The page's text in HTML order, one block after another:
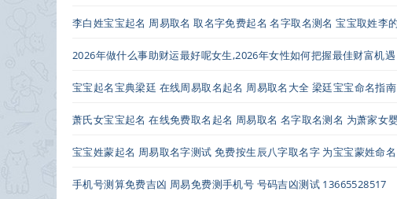
李白姓宝宝起名 周易取名 取名字免费起名 名字取名测名 宝宝取姓李
2026年做什么事助财运最好呢女生,2026年女性如何把握最佳财富机遇
宝宝起名宝典梁廷 在线周易取名起名 周易取名大全 梁廷宝宝命名指南
萧氏女宝宝起名 在线免费取名起名 周易取名 名字取名测名 为萧家女
宝宝姓蒙起名 周易取名字测试 免费按生辰八字取名字 为宝宝蒙姓命名
手机号测算免费吉凶 周易免费测手机号 号码吉凶测试 13665528517